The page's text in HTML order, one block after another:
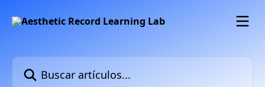
Buscar artículos...